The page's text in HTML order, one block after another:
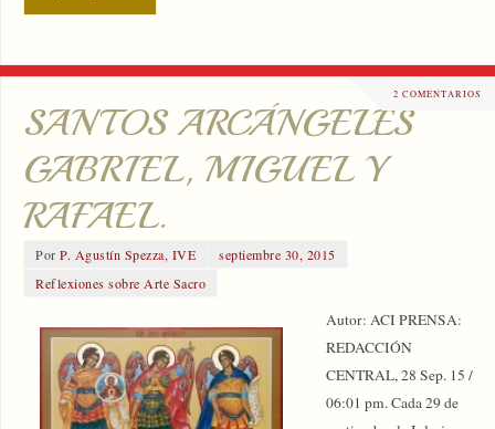
2 COMENTARIOS
SANTOS ARCÁNGELES
GABRIEL, MIGUEL Y
RAFAEL.
PorP. Agustín Spezza, IVE
septiembre 30, 2015
Reflexiones sobre Arte Sacro
Autor: ACI PRENSA:
REDACCIÓN
CENTRAL, 28 Sep. 15 /
06:01 pm. Cada 29 de